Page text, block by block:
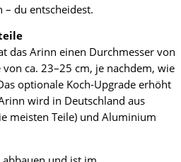
– du entscheidest.
das Arinn einen Durchmesser von
ca. 23–25 cm, je nachdem, wie
optionale Koch-Upgrade erhöht
wird in Deutschland aus
meisten Teile) und Aluminium